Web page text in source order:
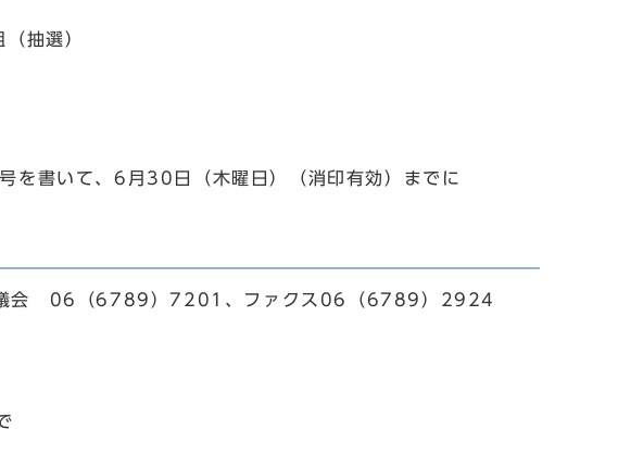
抽選）
を書いて、6月30日（木曜日）（消印有効）までに
06（6789）7201、ファクス06（6789）2924